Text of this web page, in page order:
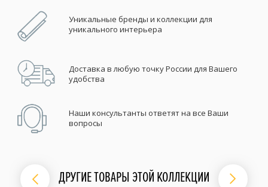
Уникальные бренды и коллекции для
уникального интерьера
Доставка в любую точку России для Вашего
удобства
Наши консультанты ответят на все Ваши
вопросы
ДРУГИЕ ТОВАРЫ ЭТОЙ КОЛЛЕКЦИИ